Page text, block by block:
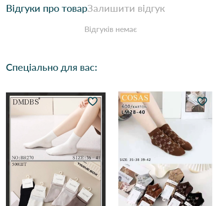
Відгуки про товарЗалишити відгук
Відгуків немає
Спеціально для вас: